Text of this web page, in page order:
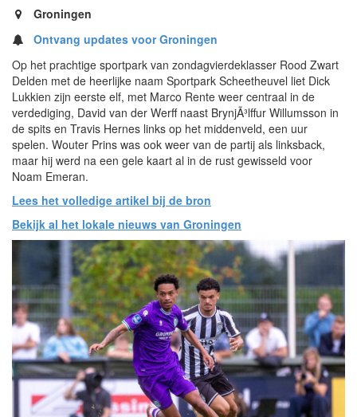
Groningen
Ontvang updates voor Groningen
Op het prachtige sportpark van zondagvierdeklasser Rood Zwart
Delden met de heerlijke naam Sportpark Scheetheuvel liet Dick
Lukkien zijn eerste elf, met Marco Rente weer centraal in de
verdediging, David van der Werff naast BrynjÃ³lffur Willumsson in
de spits en Travis Hernes links op het middenveld, een uur
spelen. Wouter Prins was ook weer van de partij als linksback,
maar hij werd na een gele kaart al in de rust gewisseld voor
Noam Emeran.
Lees het volledige artikel bij de bron
Bekijk al het lokale nieuws van Groningen